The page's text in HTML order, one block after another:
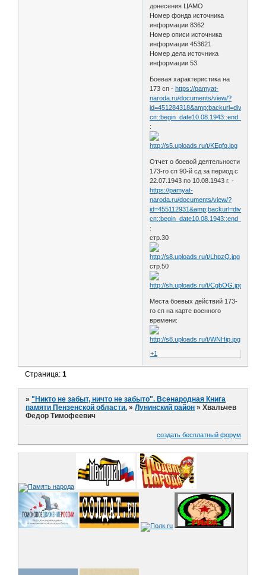
донесения ЦАМО
Номер фонда источника
информации 8362
Номер описи источника
информации 453621
Номер дела источника
информации 53.
Боевая характеристика на
173 сп -https://pamyat-
naroda.ru/documents/view/?
id=451284318&amp;backurl=division173
:
Отчет о боевой деятельности
173-го сп 90-й сд за период с
22.07.1943 по 10.08.1943 г. -
https://pamyat-
naroda.ru/documents/view/?
id=455112931&amp;backurl=division173
:
стр.30
стр.50
Места боевых действий 173-
го сп на карте военного
времени:
+1
Страница:1
»"Никто не забыт, ничто не забыто". Всенародная Книга
памяти Пензенской области. »Лунинский район »Хвальчев
Федор Тимофеевич
создать бесплатный форум